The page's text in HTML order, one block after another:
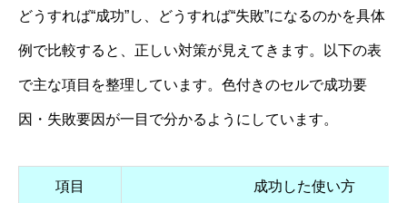
どうすれば“成功”し、どうすれば“失敗”になるのかを具体
例で比較すると、正しい対策が見えてきます。以下の表
で主な項目を整理しています。色付きのセルで成功要
因・失敗要因が一目で分かるようにしています。
項目 成功した使い方